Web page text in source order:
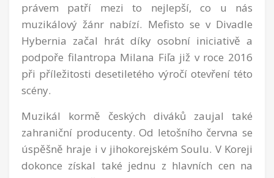
právem patří mezi to nejlepší, co u nás
muzikálový žánr nabízí. Mefisto se v Divadle
Hybernia začal hrát díky osobní iniciativě a
podpoře filantropa Milana Fiľa již v roce 2016
při příležitosti desetiletého výročí otevření této
scény.
Muzikál kormě českých diváků zaujal také
zahraniční producenty. Od letošního června se
úspěšně hraje i v jihokorejském Soulu. V Koreji
dokonce získal také jednu z hlavních cen na